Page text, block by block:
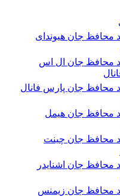
محافظ جان هیوندای
محافظ جان ال اس
محافظ جان پارس فانال
محافظ جان هیمل
محافظ جان چینت
محافظ جان اشنایدر
محافظ جان زیمنس